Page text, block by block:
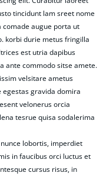
tincidunt lam sreet nome
augue porta ut
korbi durie metus fringilla
est utria dapibus
ante commodo sitse amete.
velsitare ametus
egestas gravida domira
velonerus orcia
tesrue quisa sodalerima
lobortis, imperdiet
in faucibus orci luctus et
cursus risus, in